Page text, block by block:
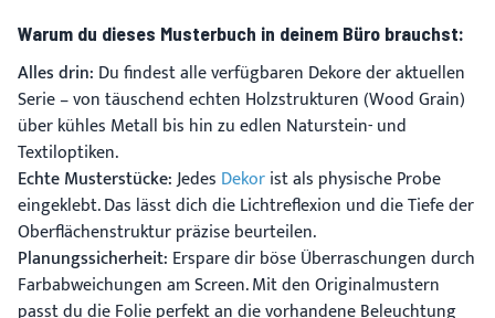
Warum du dieses Musterbuch in deinem Büro brauchst:
Alles drin: Du findest alle verfügbaren Dekore der aktuellen
Serie – von täuschend echten Holzstrukturen (Wood Grain)
über kühles Metall bis hin zu edlen Naturstein- und
Textiloptiken.
Echte Musterstücke:Jedes Dekorist als physische Probe
eingeklebt. Das lässt dich die Lichtreflexion und die Tiefe der
Oberflächenstruktur präzise beurteilen.
Planungssicherheit: Erspare dir böse Überraschungen durch
Farbabweichungen am Screen. Mit den Originalmustern
passt du die Folie perfekt an die vorhandene Beleuchtung